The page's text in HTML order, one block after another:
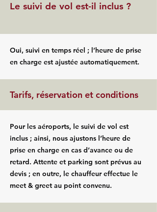
Le suivi de vol est-il inclus ?
Oui, suivi en temps réel ; l’heure de prise
en charge est ajustée automatiquement.
Tarifs, réservation et conditions
Pour les aéroports, le suivi de vol est
inclus ; ainsi, nous ajustons l’heure de
prise en charge en cas d’avance ou de
retard. Attente et parking sont prévus au
devis ; en outre, le chauffeur effectue le
meet & greet au point convenu.